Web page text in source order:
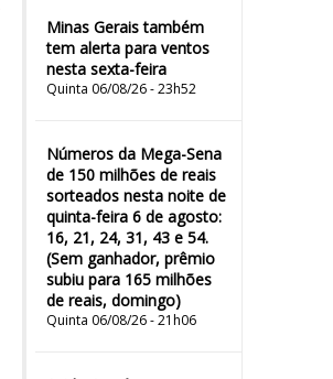
Minas Gerais também
tem alerta para ventos
nesta sexta-feira
Quinta 06/08/26 - 23h52
Números da Mega-Sena
de 150 milhões de reais
sorteados nesta noite de
quinta-feira 6 de agosto:
16, 21, 24, 31, 43 e 54.
(Sem ganhador, prêmio
subiu para 165 milhões
de reais, domingo)
Quinta 06/08/26 - 21h06